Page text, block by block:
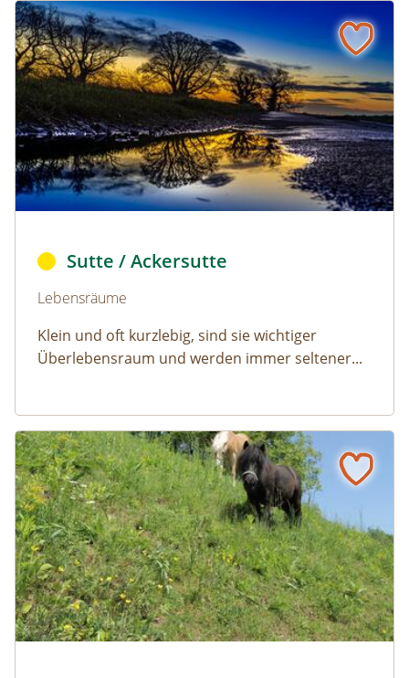
Sutte / Ackersutte
Naturlexikon: Sutte / Ackersutte
Naturlexikon: Sutte / Ackersutte
Sutte / Ackersutte
Lebensräume
Klein und oft kurzlebig, sind sie wichtiger
Überlebensraum und werden immer seltener...
Fettweide der Tieflagen
Naturlexikon: Fettweide der Tieflagen